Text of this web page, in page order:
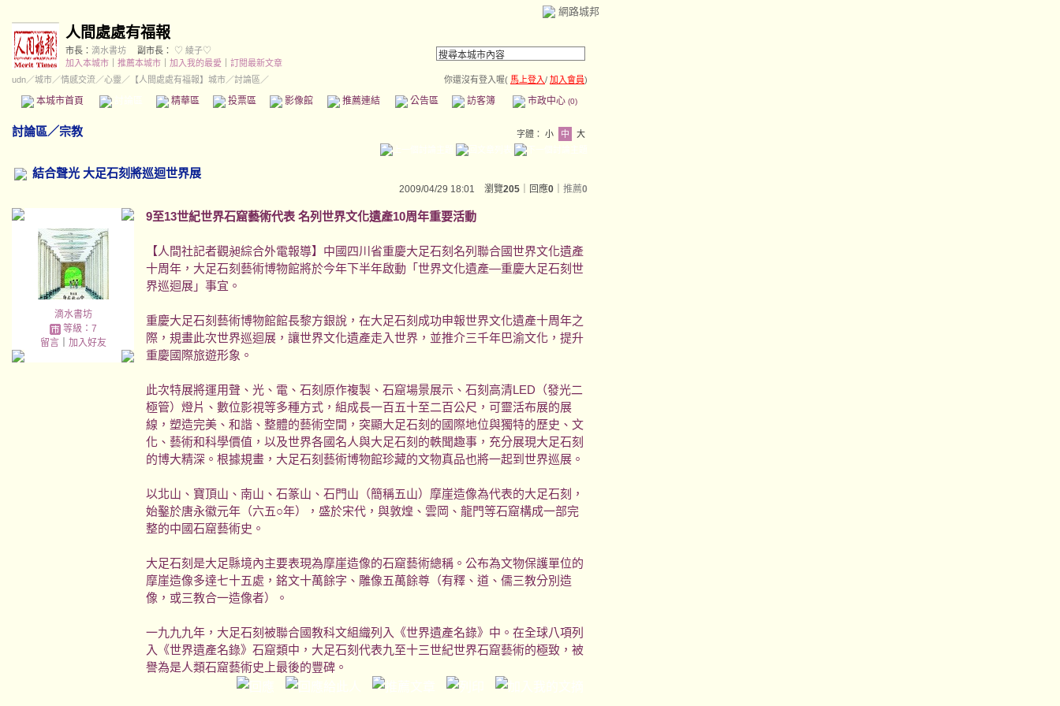
網路城邦
人間處處有福報
市長： 滴水書坊 副市長：
♡ 綾子♡
加入本城市
推薦本城市 加入我的最愛
訂閱最新文章
udn／城市／情感交流／心靈 ／ 【人間處處有福報】城市／討論區／ 你還沒有登入喔( 馬上登入/ 加入會員)
本城市首頁 精華區 投票區 影像館 推薦連結 公告區 訪客簿 市政中心 (0)
討論區／宗教 字體： 小 中 大
結合聲光 大足石刻將巡迴世界展
2009/04/29 18:01 瀏覽205 ｜回應0 推薦0
滴水書坊
等級：7
留言｜ 加入好友
9至13世紀世界石窟藝術代表 名列世界文化遺產10周年重要活動
【人間社記者觀昶綜合外電報導】中國四川省重慶大足石刻名列聯合國世界文化遺產
十周年，大足石刻藝術博物館將於今年下半年啟動「世界文化遺產—重慶大足石刻世
界巡迴展」事宜。
重慶大足石刻藝術博物館館長黎方銀說，在大足石刻成功申報世界文化遺產十周年之
際，規畫此次世界巡迴展，讓世界文化遺產走入世界，並推介三千年巴渝文化，提升
重慶國際旅遊形象。
此次特展將運用聲、光、電、石刻原作複製、石窟場景展示、石刻高清LED（發光二
極管）燈片、數位影視等多種方式，組成長一百五十至二百公尺，可靈活布展的展
線，塑造完美、和諧、整體的藝術空間，突顯大足石刻的國際地位與獨特的歷史、文
化、藝術和科學價值，以及世界各國名人與大足石刻的軼聞趣事，充分展現大足石刻
的博大精深。根據規畫，大足石刻藝術博物館珍藏的文物真品也將一起到世界巡展。
以北山、寶頂山、南山、石篆山、石門山（簡稱五山）摩崖造像為代表的大足石刻，
始鑿於唐永徽元年（六五○年），盛於宋代，與敦煌、雲岡、龍門等石窟構成一部完
整的中國石窟藝術史。
大足石刻是大足縣境內主要表現為摩崖造像的石窟藝術總稱。公布為文物保護單位的
摩崖造像多達七十五處，銘文十萬餘字、雕像五萬餘尊（有釋、道、儒三教分別造
像，或三教合一造像者）。
一九九九年，大足石刻被聯合國教科文組織列入《世界遺產名錄》中。在全球八項列
入《世界遺產名錄》石窟類中，大足石刻代表九至十三世紀世界石窟藝術的極致，被
譽為是人類石窟藝術史上最後的豐碑。